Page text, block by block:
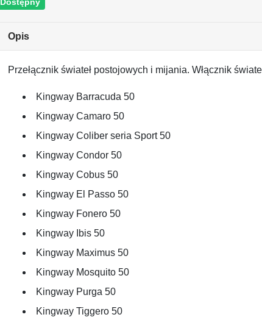
Opis
Przełącznik świateł postojowych i mijania. Włącznik
Kingway Barracuda 50
Kingway Camaro 50
Kingway Coliber seria Sport 50
Kingway Condor 50
Kingway Cobus 50
Kingway El Passo 50
Kingway Fonero 50
Kingway Ibis 50
Kingway Maximus 50
Kingway Mosquito 50
Kingway Purga 50
Kingway Tiggero 50